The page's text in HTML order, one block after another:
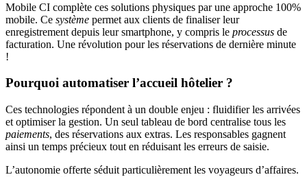
Mobile CI complète ces solutions physiques par une approche 100%
mobile. Ce système permet aux clients de finaliser leur
enregistrement depuis leur smartphone, y compris le processus de
facturation. Une révolution pour les réservations de dernière minute
!
Pourquoi automatiser l’accueil hôtelier ?
Ces technologies répondent à un double enjeu : fluidifier les arrivées
et optimiser la gestion. Un seul tableau de bord centralise tous les
paiements, des réservations aux extras. Les responsables gagnent
ainsi un temps précieux tout en réduisant les erreurs de saisie.
L’autonomie offerte séduit particulièrement les voyageurs d’affaires.